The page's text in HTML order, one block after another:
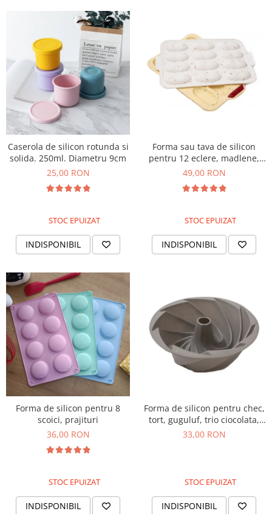
Caserola de silicon rotunda si
solida. 250ml. Diametru 9cm
25,00 RON
STOC EPUIZAT
INDISPONIBIL
Forma sau tava de silicon
pentru 12 eclere, madlene,
scoici
49,00 RON
STOC EPUIZAT
INDISPONIBIL
Forma de silicon pentru 8
scoici, prajituri
36,00 RON
STOC EPUIZAT
INDISPONIBIL
Forma de silicon pentru chec,
tort, guguluf, trio ciocolata,
24cm
33,00 RON
STOC EPUIZAT
INDISPONIBIL